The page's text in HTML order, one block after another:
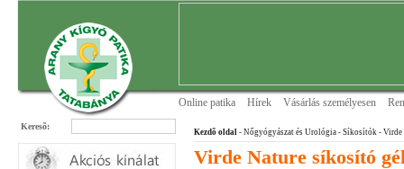
Online patika Hírek Vásárlás személyesen
Keresõ:
Kezdõ oldal - Nőgyógyászat és Urológia - Síkosítók - Virde
Virde Nature síkosító